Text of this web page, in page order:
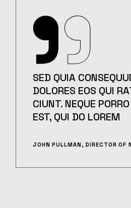
SED QUIA
DOLORES EOS QUI
CIUNT. NEQUE
EST, QUI DO LOREM
JOHN PULLMAN, DIRECTOR OF